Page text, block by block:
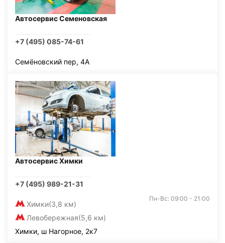
Автосервис Семеновская
+7 (495) 085-74-61
Семёновский пер, 4А
Автосервис Химки
+7 (495) 989-21-31
Химки(3,8 км)
Левобережная(5,6 км)
Пн-Вс: 09:00 - 21:00
Химки, ш Нагорное, 2к7